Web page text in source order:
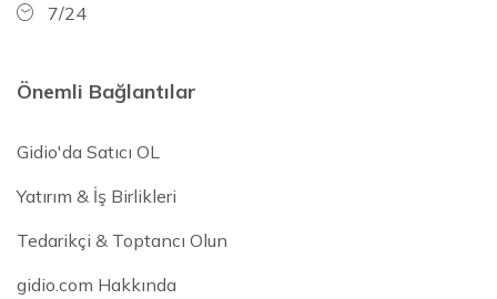
7/24
Önemli Bağlantılar
Gidio'da Satıcı OL
Yatırım & İş Birlikleri
Tedarikçi & Toptancı Olun
gidio.com Hakkında